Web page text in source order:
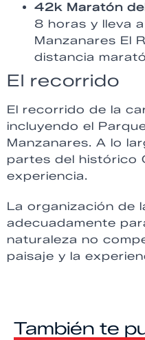
42k Maratón
8 horas y lleva
Manzanares El
distancia
El recorrido
El recorrido de la
incluyendo el
Manzanares. A lo
partes del histórico
experiencia.
La organización de
adecuadamente
naturaleza no
paisaje y la
También te